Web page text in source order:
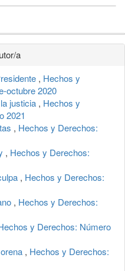
a
, Hechos y
octubre 2020
justicia , Hechos y
2021
, Hechos y Derechos:
, Hechos y Derechos:
, Hechos y Derechos:
, Hechos y Derechos:
y Derechos: Número
, Hechos y Derechos: